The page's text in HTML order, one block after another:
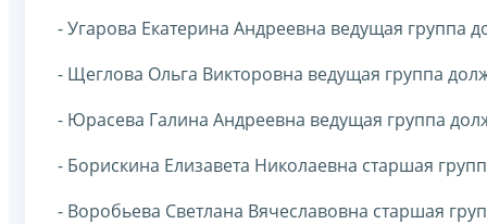
- Угарова Екатерина Андреевна ведущая группа
- Щеглова Ольга Викторовна ведущая группа
- Юрасева Галина Андреевна ведущая группа
- Борискина Елизавета Николаевна старшая
- Воробьева Светлана Вячеславовна старшая